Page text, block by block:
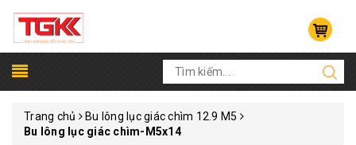
Trang chủ
Bu lông lục giác chìm 12.9 M5
Bu lông lục giác chìm-M5x14